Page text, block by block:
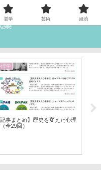
薬
理学
記事まとめ】歴史を変えた心理
全29回）
哲学 芸術 経済